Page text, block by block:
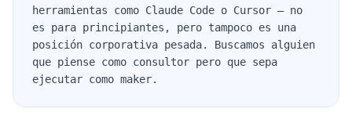
herramientas como Claude Code o Cursor — no
es para principiantes, pero tampoco es una
posición corporativa pesada. Buscamos alguien
que piense como consultor pero que sepa
ejecutar como maker.